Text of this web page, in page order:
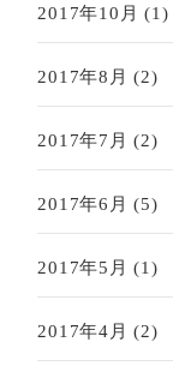
2017年10月 (1)
2017年8月 (2)
2017年7月 (2)
2017年6月 (5)
2017年5月 (1)
2017年4月 (2)